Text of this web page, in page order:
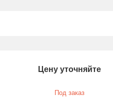
Цену уточняйте
Под заказ